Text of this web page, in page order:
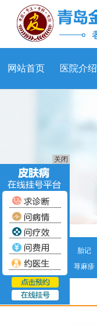
网站首页 医院介绍
胎记
荨麻疹
蒙古斑
关闭